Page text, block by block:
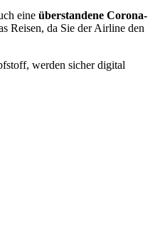
eine überstandene Corona-
Reisen, da Sie der Airline den
werden sicher digital